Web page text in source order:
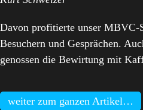
Davon profitierte unser MBVC-
Besuchern und Gesprächen.
genossen die Bewirtung mit
weiter zum ganzen Artikel…